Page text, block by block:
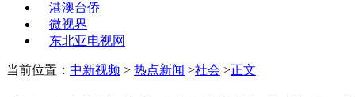
港澳台侨
微视界
东北亚电视网
当前位置： 中新视频 > 热点新闻 >社会 >正文